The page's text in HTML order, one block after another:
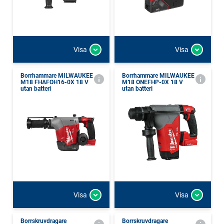
Visa Visa
Borrhammare MILWAUKEE
M18 FHAFOH16-0X 18 V
utan batteri
Visa
Borrhammare MILWAUKEE
M18 ONEFHP-0X 18 V
utan batteri
Visa
Borrskruvdragare
Borrskruvdragare